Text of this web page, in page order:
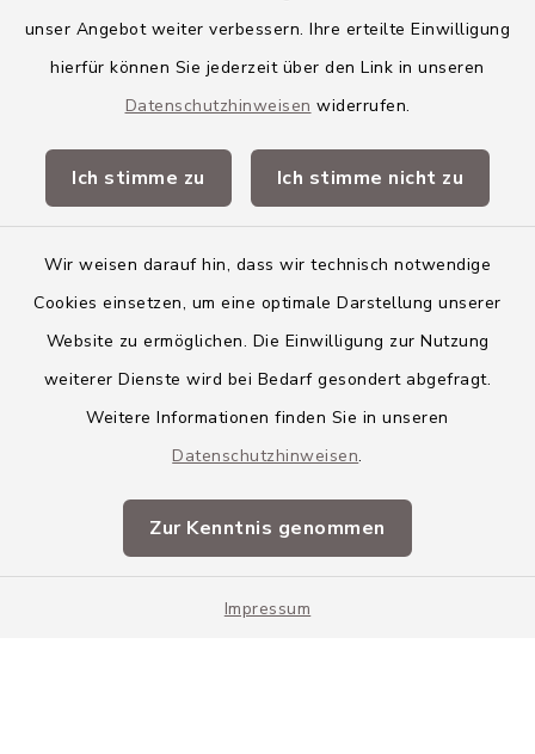
unser Angebot weiter verbessern. Ihre erteilte Einwilligung
hierfür können Sie jederzeit über den Link in unseren
Datenschutzhinweisen widerrufen.
Ich stimme zu Ich stimme nicht zu
Wir weisen darauf hin, dass wir technisch notwendige
Cookies einsetzen, um eine optimale Darstellung unserer
Website zu ermöglichen. Die Einwilligung zur Nutzung
weiterer Dienste wird bei Bedarf gesondert abgefragt.
Weitere Informationen finden Sie in unseren
Datenschutzhinweisen.
Zur Kenntnis genommen
Impressum
VG Altenstadt
Landkreis Neu-Ulm
Barrierefreiheit
Impressum
Sitemap